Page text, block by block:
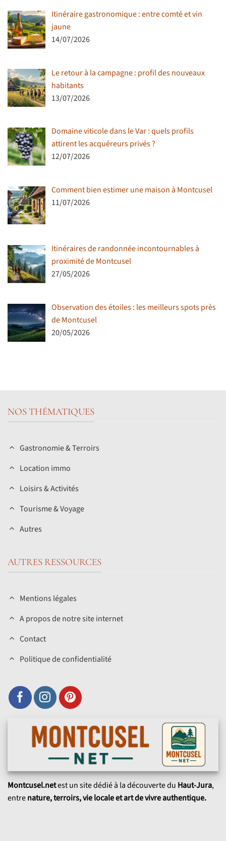
Itinéraire gastronomique : entre comté et vin
jaune
14/07/2026
Le retour à la campagne : profil des nouveaux
habitants
13/07/2026
Domaine viticole dans le Var : quels profils
attirent les acquéreurs privés ?
12/07/2026
Comment bien estimer une maison à Montcusel
11/07/2026
Itinéraires de randonnée incontournables à
proximité de Montcusel
27/05/2026
Observation des étoiles : les meilleurs spots près
de Montcusel
20/05/2026
NOS THÉMATIQUES
Gastronomie & Terroirs
Location immo
Loisirs & Activités
Tourisme & Voyage
Autres
AUTRES RESSOURCES
Mentions légales
A propos de notre site internet
Contact
Politique de confidentialité
Montcusel.netest un site dédié à la découverte du Haut-Jura,
entrenature, terroirs, vie locale et art de vivre authentique.